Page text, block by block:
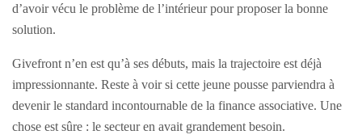
d’avoir vécu le problème de l’intérieur pour proposer la bonne
solution.
Givefront n’en est qu’à ses débuts, mais la trajectoire est déjà
impressionnante. Reste à voir si cette jeune pousse parviendra à
devenir le standard incontournable de la finance associative. Une
chose est sûre : le secteur en avait grandement besoin.